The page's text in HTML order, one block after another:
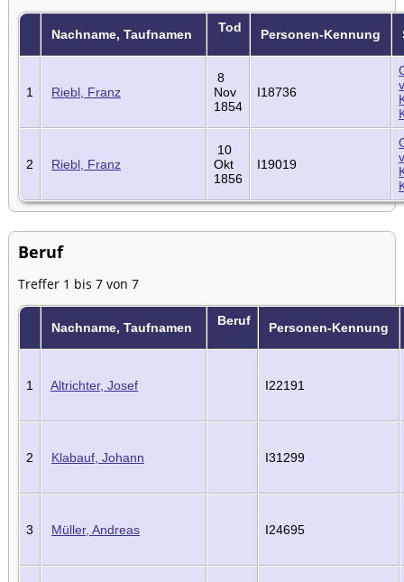
Nachname, Taufnamen Tod Personen-Kennung
1 Riebl, Franz
8
Nov
1854
I18736
2 Riebl, Franz
10
Okt
1856
I19019
Beruf
Treffer 1 bis 7 von 7
Nachname, Taufnamen Beruf Personen-Kennung
1 Altrichter, Josef I22191
2 Klabauf, Johann I31299
3 Müller, Andreas I24695